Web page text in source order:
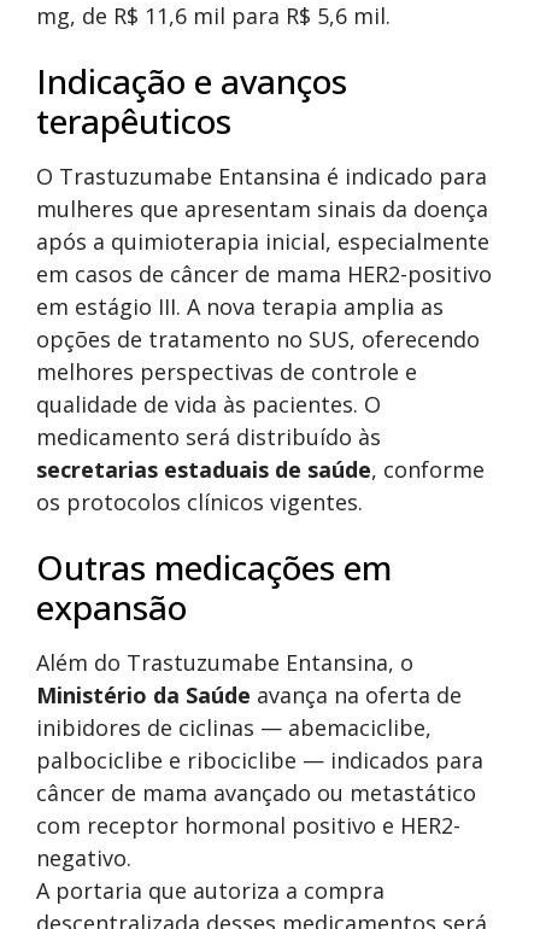
mg, de R$ 11,6 mil para R$ 5,6 mil.
Indicação e avanços
terapêuticos
O Trastuzumabe Entansina é indicado para
mulheres que apresentam sinais da doença
após a quimioterapia inicial, especialmente
em casos de câncer de mama HER2-positivo
em estágio III. A nova terapia amplia as
opções de tratamento no SUS, oferecendo
melhores perspectivas de controle e
qualidade de vida às pacientes. O
medicamento será distribuído às
secretarias estaduais de saúde, conforme
os protocolos clínicos vigentes.
Outras medicações em
expansão
Além do Trastuzumabe Entansina, o
Ministério da Saúde avança na oferta de
inibidores de ciclinas — abemaciclibe,
palbociclibe e ribociclibe — indicados para
câncer de mama avançado ou metastático
com receptor hormonal positivo e HER2-
negativo.
A portaria que autoriza a compra